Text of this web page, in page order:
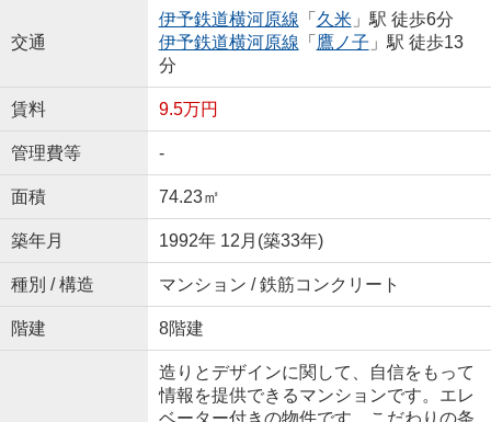
交通
伊予鉄道横河原線 「 久米」駅 徒歩6分
伊予鉄道横河原線 「 鷹ノ子 」駅 徒歩13
分
賃料 9.5万円
管理費等 -
面積 74.23㎡
築年月 1992年 12月(築33年)
種別 / 構造 マンション / 鉄筋コンクリート
階建 8階建
造りとデザインに関して、自信をもって
情報を提供できるマンションです。エレ
ベーター付きの物件です。こだわりの条